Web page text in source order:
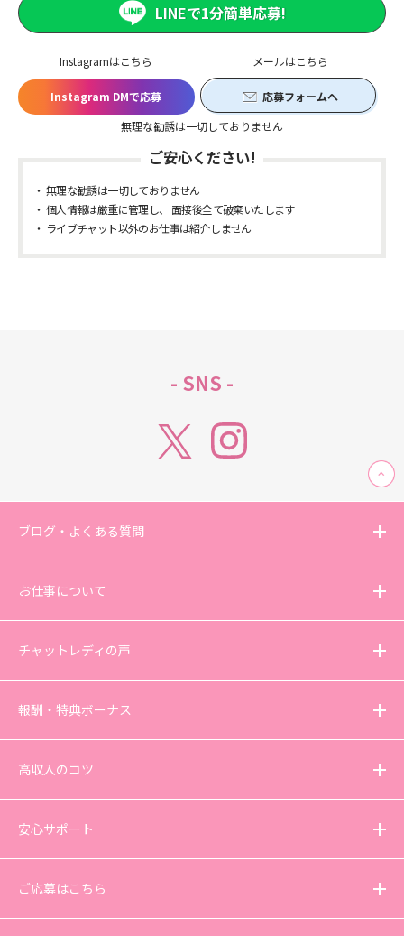
Instagramはこちら
Instagram DMで応募
メールはこちら
応募フォームへ
無理な勧誘は一切しておりません
LINEで1分簡単応募!
ご安心ください!
無理な勧誘は一切しておりません
個人情報は厳重に管理し、 面接後全て破棄いたします
ライブチャット以外のお仕事は紹介しません
- SNS -
ブログ・よくある質問
お仕事について
チャットレディの声
報酬・特典ボーナス
高収入のコツ
安心サポート
ご応募はこちら